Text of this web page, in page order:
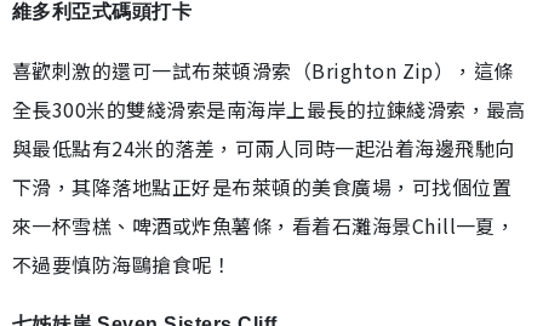
維多利亞式碼頭打卡
喜歡刺激的還可一試布萊頓滑索（Brighton Zip），這條
全長300米的雙綫滑索是南海岸上最長的拉鍊綫滑索，最高
與最低點有24米的落差，可兩人同時一起沿着海邊飛馳向
下滑，其降落地點正好是布萊頓的美食廣場，可找個位置
來一杯雪榚、啤酒或炸魚薯條，看着石灘海景Chill一夏，
不過要慎防海鷗搶食呢！